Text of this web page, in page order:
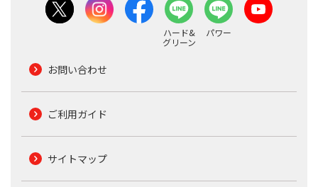
ハード&
グリーン
パワー
お問い合わせ
ご利用ガイド
サイトマップ